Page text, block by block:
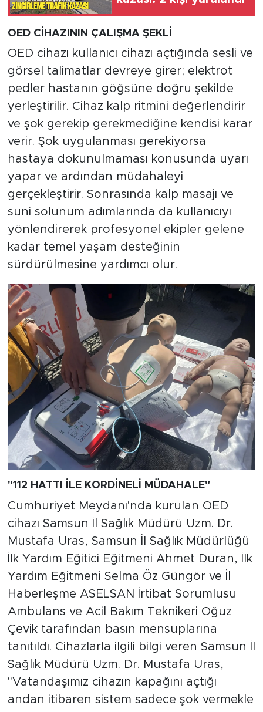
OED CİHAZININ ÇALIŞMA ŞEKLİ
OED cihazı kullanıcı cihazı açtığında sesli ve
görsel talimatlar devreye girer; elektrot
pedler hastanın göğsüne doğru şekilde
yerleştirilir. Cihaz kalp ritmini değerlendirir
ve şok gerekip gerekmediğine kendisi karar
verir. Şok uygulanması gerekiyorsa
hastaya dokunulmaması konusunda uyarı
yapar ve ardından müdahaleyi
gerçekleştirir. Sonrasında kalp masajı ve
suni solunum adımlarında da kullanıcıyı
yönlendirerek profesyonel ekipler gelene
kadar temel yaşam desteğinin
sürdürülmesine yardımcı olur.
"112 HATTI İLE KORDİNELİ MÜDAHALE"
Cumhuriyet Meydanı'nda kurulan OED
cihazı Samsun İl Sağlık Müdürü Uzm. Dr.
Mustafa Uras, Samsun İl Sağlık Müdürlüğü
İlk Yardım Eğitici Eğitmeni Ahmet Duran, İlk
Yardım Eğitmeni Selma Öz Güngör ve İl
Haberleşme ASELSAN İrtibat Sorumlusu
Ambulans ve Acil Bakım Teknikeri Oğuz
Çevik tarafından basın mensuplarına
tanıtıldı. Cihazlarla ilgili bilgi veren Samsun İl
Sağlık Müdürü Uzm. Dr. Mustafa Uras,
"Vatandaşımız cihazın kapağını açtığı
andan itibaren sistem sadece şok vermekle